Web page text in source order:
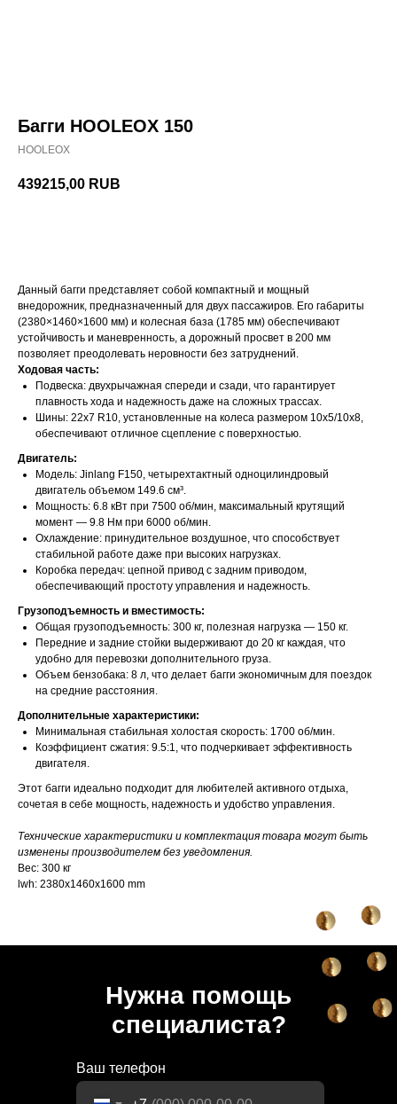
Багги HOOLEOX 150
HOOLEOX
439215,00 RUB
Данный багги представляет собой компактный и мощный
внедорожник, предназначенный для двух пассажиров. Его габариты
(2380×1460×1600 мм) и колесная база (1785 мм) обеспечивают
устойчивость и маневренность, а дорожный просвет в 200 мм
позволяет преодолевать неровности без затруднений.
Ходовая часть:
Подвеска: двухрычажная спереди и сзади, что гарантирует
плавность хода и надежность даже на сложных трассах.
Шины: 22х7 R10, установленные на колеса размером 10х5/10х8,
обеспечивают отличное сцепление с поверхностью.
Двигатель:
Модель: Jinlang F150, четырехтактный одноцилиндровый
двигатель объемом 149.6 см³.
Мощность: 6.8 кВт при 7500 об/мин, максимальный крутящий
момент — 9.8 Нм при 6000 об/мин.
Охлаждение: принудительное воздушное, что способствует
стабильной работе даже при высоких нагрузках.
Коробка передач: цепной привод с задним приводом,
обеспечивающий простоту управления и надежность.
Грузоподъемность и вместимость:
Общая грузоподъемность: 300 кг, полезная нагрузка — 150 кг.
Передние и задние стойки выдерживают до 20 кг каждая, что
удобно для перевозки дополнительного груза.
Объем бензобака: 8 л, что делает багги экономичным для поездок
на средние расстояния.
Дополнительные характеристики:
Минимальная стабильная холостая скорость: 1700 об/мин.
Коэффициент сжатия: 9.5:1, что подчеркивает эффективность
двигателя.
Этот багги идеально подходит для любителей активного отдыха,
сочетая в себе мощность, надежность и удобство управления.
Технические характеристики и комплектация товара могут быть
изменены производителем без уведомления.
Вес: 300 кг
lwh: 2380x1460x1600 mm
Нужна помощь
специалиста?
Ваш телефон